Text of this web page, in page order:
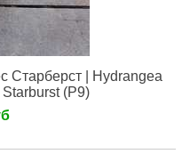
Старберст | Hydrangea
(Р9)